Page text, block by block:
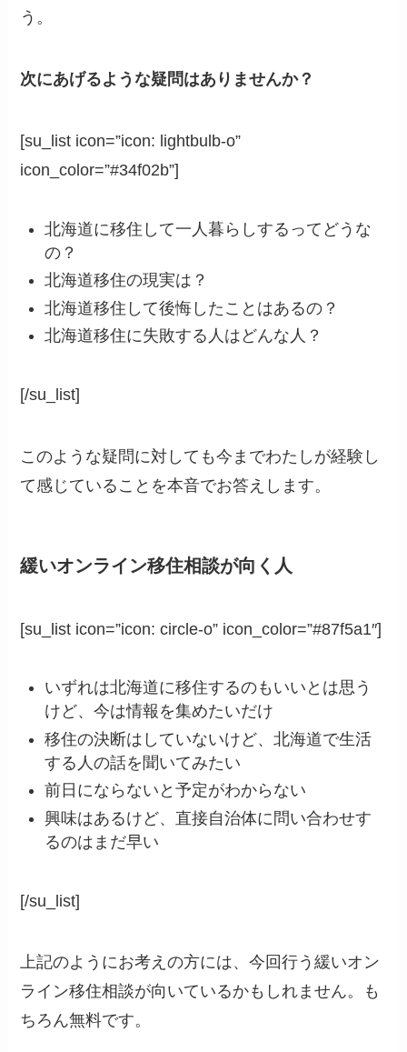
う。
次にあげるような疑問はありませんか？
[su_list icon=”icon: lightbulb-o”
icon_color=”#34f02b”]
北海道に移住して一人暮らしするってどうな
の？
北海道移住の現実は？
北海道移住して後悔したことはあるの？
北海道移住に失敗する人はどんな人？
[/su_list]
このような疑問に対しても今までわたしが経験し
て感じていることを本音でお答えします。
緩いオンライン移住相談が向く人
[su_list icon=”icon: circle-o” icon_color=”#87f5a1″]
いずれは北海道に移住するのもいいとは思う
けど、今は情報を集めたいだけ
移住の決断はしていないけど、北海道で生活
する人の話を聞いてみたい
前日にならないと予定がわからない
興味はあるけど、直接自治体に問い合わせす
るのはまだ早い
[/su_list]
上記のようにお考えの方には、今回行う緩いオン
ライン移住相談が向いているかもしれません。も
ちろん無料です。